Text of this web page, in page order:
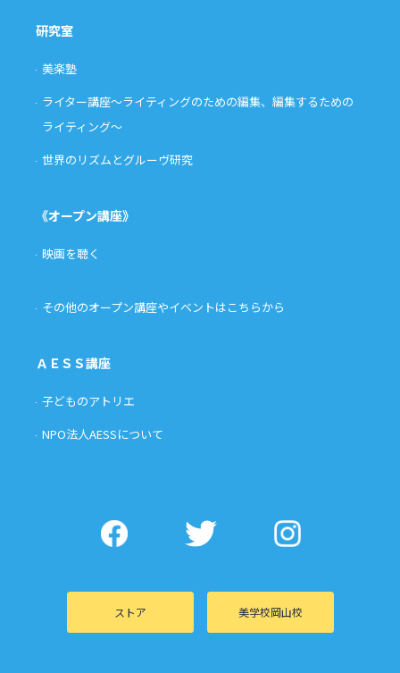
研究室
美楽塾
ライター講座〜ライティングのための編集、編集するための
ライティング〜
世界のリズムとグルーヴ研究
《オープン講座》
映画を聴く
その他のオープン講座やイベントはこちらから
ＡＥＳＳ講座
子どものアトリエ
NPO法人AESSについて
ストア 美学校岡山校